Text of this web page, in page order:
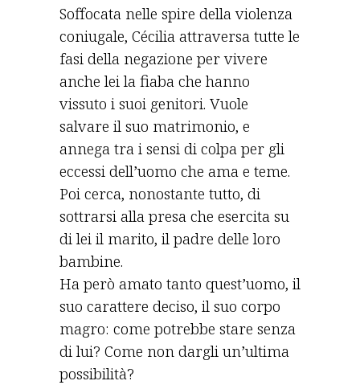
Soffocata nelle spire della violenza
coniugale, Cécilia attraversa tutte le
fasi della negazione per vivere
anche lei la fiaba che hanno
vissuto i suoi genitori. Vuole
salvare il suo matrimonio, e
annega tra i sensi di colpa per gli
eccessi dell’uomo che ama e teme.
Poi cerca, nonostante tutto, di
sottrarsi alla presa che esercita su
di lei il marito, il padre delle loro
bambine.
Ha però amato tanto quest’uomo, il
suo carattere deciso, il suo corpo
magro: come potrebbe stare senza
di lui? Come non dargli un’ultima
possibilità?